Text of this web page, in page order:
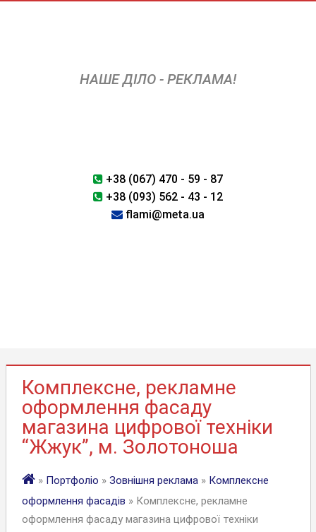
НАШЕ ДІЛО - РЕКЛАМА!
+38 (067) 470 - 59 - 87
+38 (093) 562 - 43 - 12
flami@meta.ua
Комплексне, рекламне
оформлення фасаду
магазина цифрової техніки
“Жжук”, м. Золотоноша
» Портфоліо » Зовнішня реклама » Комплексне
оформлення фасадів » Комплексне, рекламне
оформлення фасаду магазина цифрової техніки